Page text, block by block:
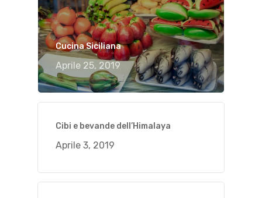
Cucina Siciliana
Aprile 25, 2019
Cibi e bevande dell’Himalaya
Aprile 3, 2019